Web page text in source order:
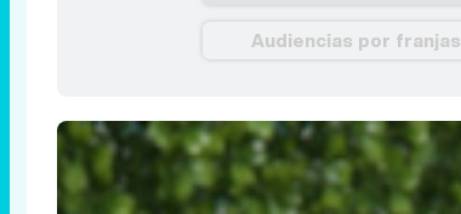
Audiencias por franjas